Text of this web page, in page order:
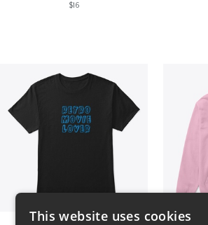
$16
This website uses cookies